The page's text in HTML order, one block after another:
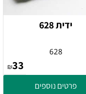
ידית 628
628
₪33
פרטים נוספים